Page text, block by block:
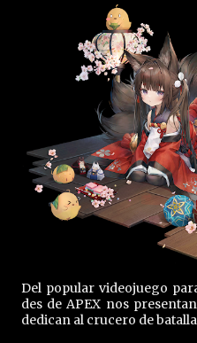
Del popular videojuego
des de APEX nos
dedican al crucero de